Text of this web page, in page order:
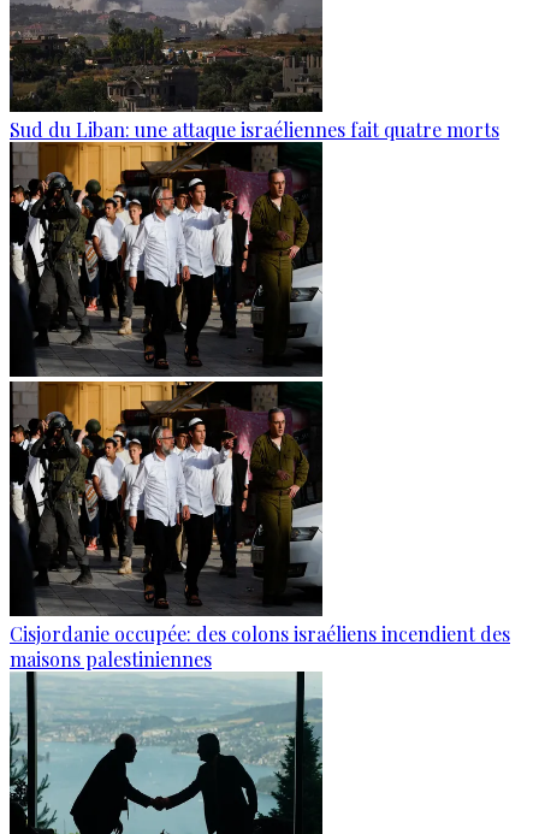
Sud du Liban: une attaque israéliennes fait quatre morts
Cisjordanie occupée: des colons israéliens incendient des
maisons palestiniennes